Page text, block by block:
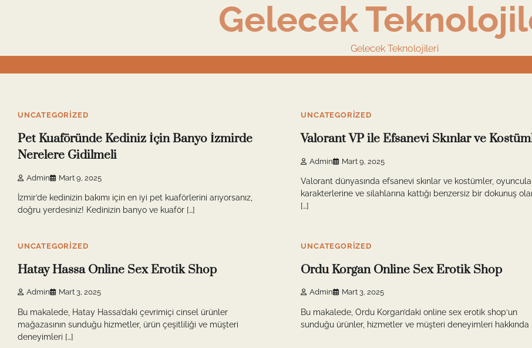
Gelecek
Gelecek Teknolojileri
UNCATEGORIZED
Pet Kuaföründe Kediniz İçin Banyo İzmirde
Nerelere Gidilmeli
Admin Mart 9, 2025
İzmir’de kedinizin bakımı için en iyi pet kuaförlerini arıyorsanız,
doğru yerdesiniz! Kedinizin banyo ve kuaför […]
UNCATEGORIZED
Valorant VP ile Efsanevi Skınlar ve
Admin Mart 9, 2025
Valorant dünyasında efsanevi skınlar ve kostümler,
karakterlerine ve silahlarına kattığı benzersiz bir dokunuş
[…]
UNCATEGORIZED
Hatay Hassa Online Sex Erotik Shop
Admin Mart 3, 2025
Bu makalede, Hatay Hassa’daki çevrimiçi cinsel ürünler
mağazasının sunduğu hizmetler, ürün çeşitliliği ve müşteri
deneyimleri […]
UNCATEGORIZED
Ordu Korgan Online Sex Erotik Shop
Admin Mart 3, 2025
Bu makalede, Ordu Korgan’daki online sex erotik shop‘un
sunduğu ürünler, hizmetler ve müşteri deneyimleri hakkında